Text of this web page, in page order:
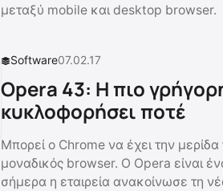
μεταξύ mobile και desktop browser.
Software07.02.17
Opera 43: Η πιο
κυκλοφορήσει ποτέ
Μπορεί ο Chrome να έχει την
μοναδικός browser. Ο Opera είναι
σήμερα η εταιρεία ανακοίνωσε τη